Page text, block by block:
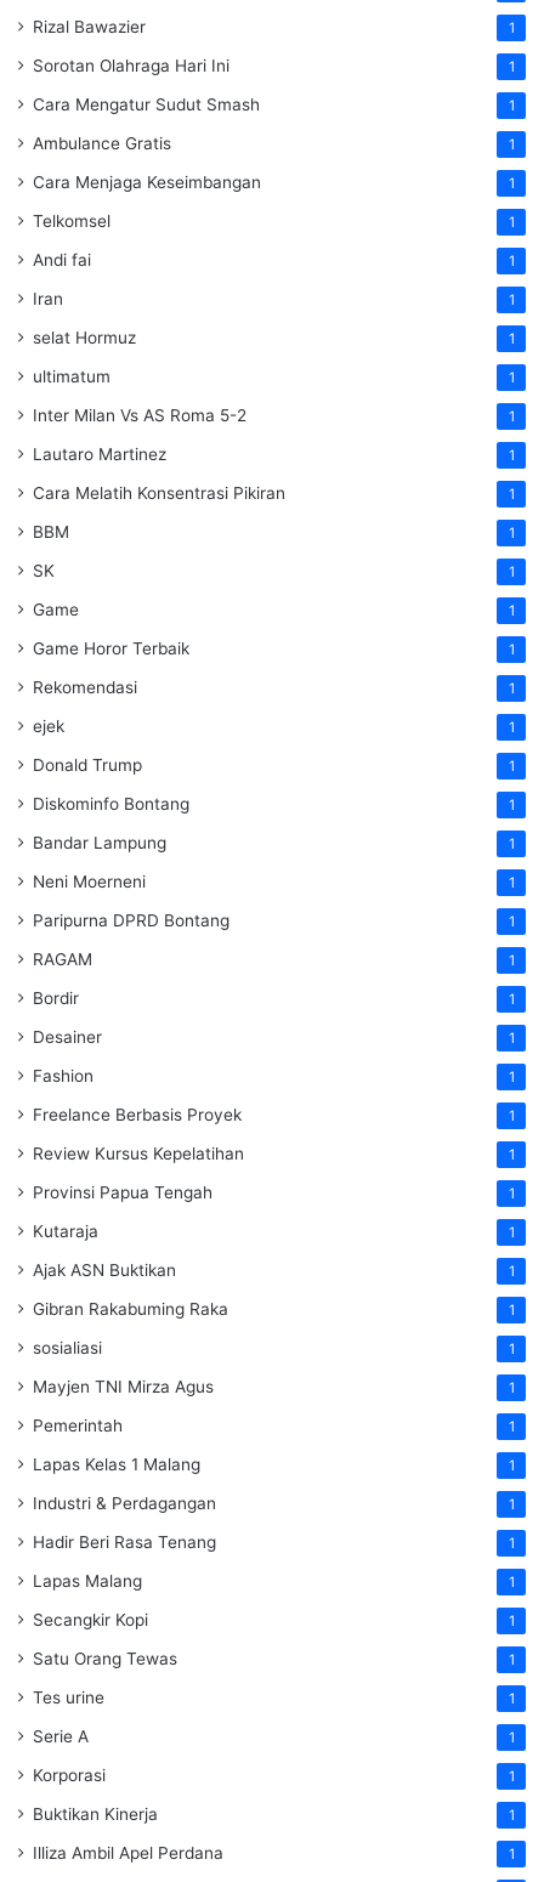
Rizal Bawazier 1
Sorotan Olahraga Hari Ini 1
Cara Mengatur Sudut Smash 1
Ambulance Gratis 1
Cara Menjaga Keseimbangan 1
Telkomsel 1
Andi fai 1
Iran 1
selat Hormuz 1
ultimatum 1
Inter Milan Vs AS Roma 5-2 1
Lautaro Martinez 1
Cara Melatih Konsentrasi Pikiran 1
BBM 1
SK 1
Game 1
Game Horor Terbaik 1
Rekomendasi 1
ejek 1
Donald Trump 1
Diskominfo Bontang 1
Bandar Lampung 1
Neni Moerneni 1
Paripurna DPRD Bontang 1
RAGAM 1
Bordir 1
Desainer 1
Fashion 1
Freelance Berbasis Proyek 1
Review Kursus Kepelatihan 1
Provinsi Papua Tengah 1
Kutaraja 1
Ajak ASN Buktikan 1
Gibran Rakabuming Raka 1
sosialiasi 1
Mayjen TNI Mirza Agus 1
Pemerintah 1
Lapas Kelas 1 Malang 1
Industri & Perdagangan 1
Hadir Beri Rasa Tenang 1
Lapas Malang 1
Secangkir Kopi 1
Satu Orang Tewas 1
Tes urine 1
Serie A 1
Korporasi 1
Buktikan Kinerja 1
Illiza Ambil Apel Perdana 1